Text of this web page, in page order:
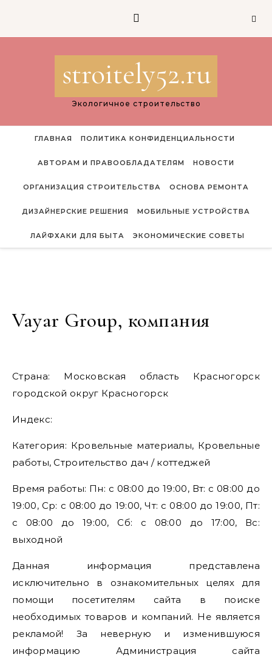
stroitely52.ru
Экологичное строительство
ГЛАВНАЯ ПОЛИТИКА КОНФИДЕНЦИАЛЬНОСТИ
АВТОРАМ И ПРАВООБЛАДАТЕЛЯМ НОВОСТИ
ОРГАНИЗАЦИЯ СТРОИТЕЛЬСТВА ОСНОВА РЕМОНТА
ДИЗАЙНЕРСКИЕ РЕШЕНИЯ МОБИЛЬНЫЕ УСТРОЙСТВА
ЛАЙФХАКИ ДЛЯ БЫТА ЭКОНОМИЧЕСКИЕ СОВЕТЫ
Vayar Group, компания
Страна: Московская область Красногорск
городской округ Красногорск
Индекс:
Категория: Кровельные материалы, Кровельные
работы, Строительство дач / коттеджей
Время работы: Пн: с 08:00 до 19:00, Вт: с 08:00 до
19:00, Ср: с 08:00 до 19:00, Чт: с 08:00 до 19:00, Пт:
с 08:00 до 19:00, Сб: с 08:00 до 17:00, Вс:
выходной
Данная информация представлена
исключительно в ознакомительных целях для
помощи посетителям сайта в поиске
необходимых товаров и компаний. Не является
рекламой! За неверную и изменившуюся
информацию Администрация сайта